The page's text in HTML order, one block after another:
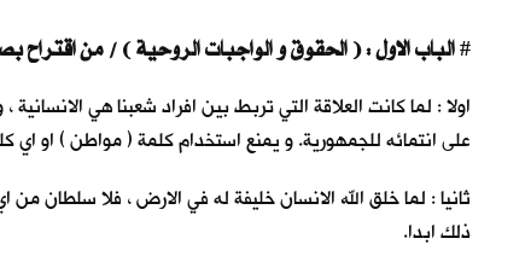
#
اولا : لما كانت العلاقة التي تربط بين افراد شعبنا هي
على انتمائه للجمهورية. و يمنع استخدام كلمة ( مواطن ) او اي
ثانيا : لما خلق الله الانسان خليفة له في الارض ، فلا سلطان
ذلك ابدا.